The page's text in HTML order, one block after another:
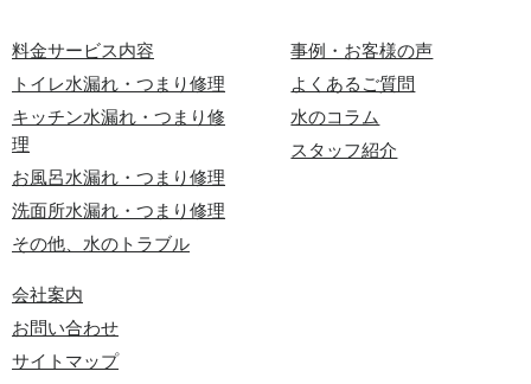
料金サービス内容
トイレ水漏れ・つまり修理
キッチン水漏れ・つまり修
理
お風呂水漏れ・つまり修理
洗面所水漏れ・つまり修理
その他、水のトラブル
事例・お客様の声
よくあるご質問
水のコラム
スタッフ紹介
会社案内
お問い合わせ
サイトマップ